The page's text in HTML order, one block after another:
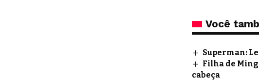
Você
Superman:
Filha de
cabeça